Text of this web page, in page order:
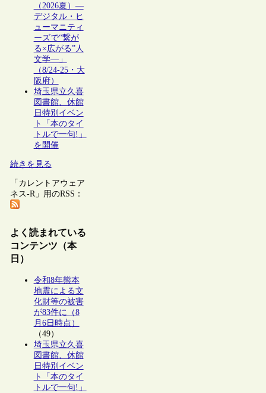
（2026夏）―
デジタル・ヒ
ューマニティ
ーズで“繋が
る×広がる”人
文学―」
（8/24-25・大
阪府）
埼玉県立久喜
図書館、休館
日特別イベン
ト「本のタイ
トルで一句!」
を開催
続きを見る
「カレントアウェア
ネス-R」用のRSS：
よく読まれている
コンテンツ（本
日）
令和8年熊本
地震による文
化財等の被害
が83件に（8
月6日時点）
（49）
埼玉県立久喜
図書館、休館
日特別イベン
ト「本のタイ
トルで一句!」